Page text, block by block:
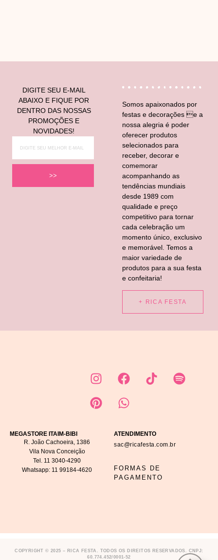
DIGITE SEU E-MAIL
ABAIXO E FIQUE POR
DENTRO DAS NOSSAS
PROMOÇÕES E
NOVIDADES!
>>
Somos apaixonados por
festas e decorações e a
nossa alegria é poder
oferecer produtos
selecionados para
receber, decorar e
comemorar
acompanhando as
tendências mundiais
desde 1989 com
qualidade e preço
competitivo para tornar
cada celebração um
momento único, exclusivo
e memorável. Temos a
maior variedade de
produtos para a sua festa
e confeitaria!
+ RICA FESTA
MEGASTORE ITAIM-BIBI
R. João Cachoeira, 1386
Vila Nova Conceição
Tel. 11 3040-4290
Whatsapp: 11 99184-4620
ATENDIMENTO
sac@ricafesta.com.br
FORMAS DE
PAGAMENTO
COPYRIGHT © 2025 – RICA FESTA. TODOS OS DIREITOS RESERVADOS. CNPJ:
60.774.452/0001-52